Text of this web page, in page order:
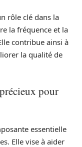
rôle clé dans la
la fréquence et la
contribue ainsi à
la qualité de
pour
essentielle
Elle vise à aider